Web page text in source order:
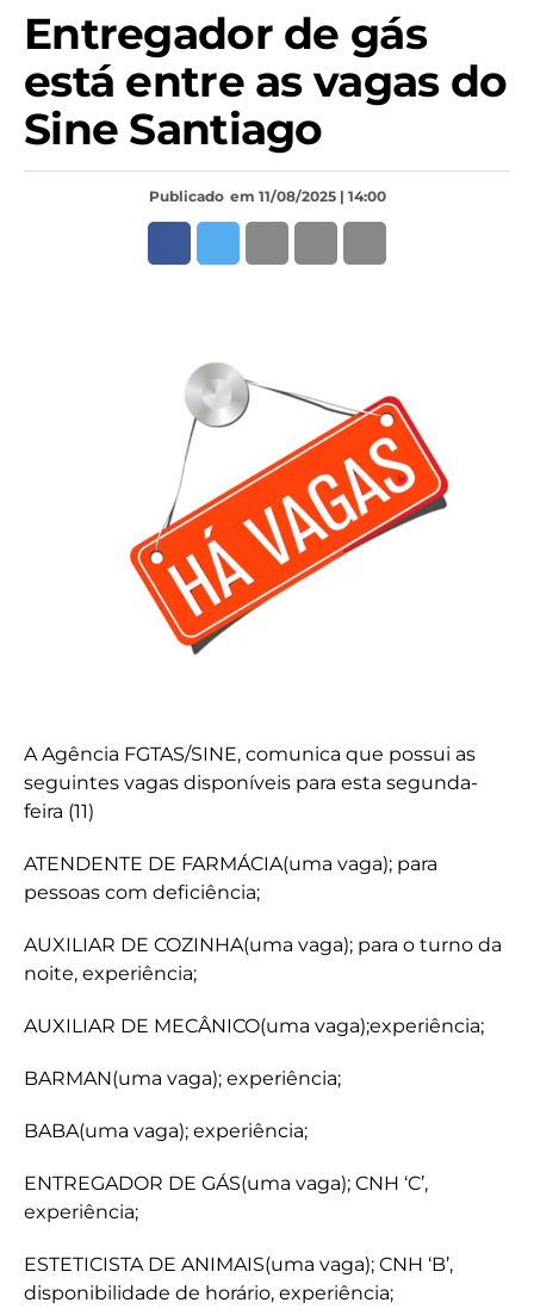
Entregador de gás
está entre as vagas do
Sine Santiago
Publicado em 11/08/2025 | 14:00
A Agência FGTAS/SINE, comunica que possui as
seguintes vagas disponíveis para esta segunda-
feira (11)
ATENDENTE DE FARMÁCIA(uma vaga); para
pessoas com deficiência;
AUXILIAR DE COZINHA(uma vaga); para o turno da
noite, experiência;
AUXILIAR DE MECÂNICO(uma vaga);experiência;
BARMAN(uma vaga); experiência;
BABA(uma vaga); experiência;
ENTREGADOR DE GÁS(uma vaga); CNH ‘C’,
experiência;
ESTETICISTA DE ANIMAIS(uma vaga); CNH ‘B’,
disponibilidade de horário, experiência;